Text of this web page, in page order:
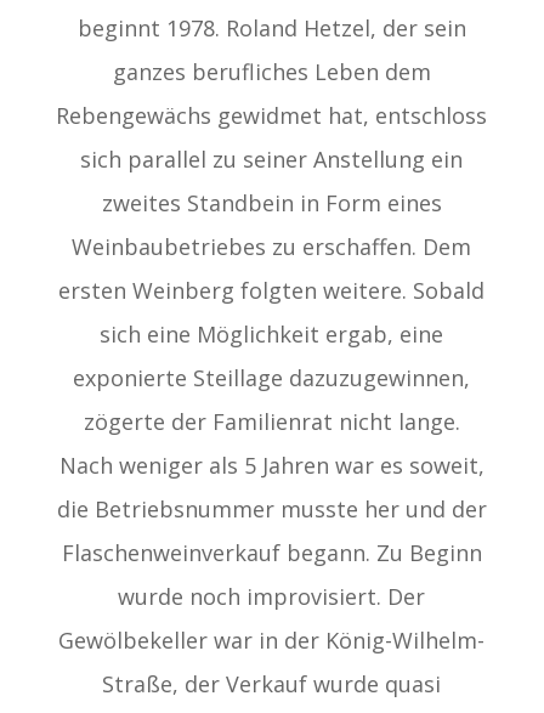
beginnt 1978. Roland Hetzel, der sein
ganzes berufliches Leben dem
Rebengewächs gewidmet hat, entschloss
sich parallel zu seiner Anstellung ein
zweites Standbein in Form eines
Weinbaubetriebes zu erschaffen. Dem
ersten Weinberg folgten weitere. Sobald
sich eine Möglichkeit ergab, eine
exponierte Steillage dazuzugewinnen,
zögerte der Familienrat nicht lange.
Nach weniger als 5 Jahren war es soweit,
die Betriebsnummer musste her und der
Flaschenweinverkauf begann. Zu Beginn
wurde noch improvisiert. Der
Gewölbekeller war in der König-Wilhelm-
Straße, der Verkauf wurde quasi